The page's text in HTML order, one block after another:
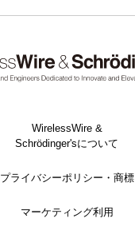
WirelessWire &
Schrödinger'sについて
プライバシーポリシー・商標
マーケティング利用